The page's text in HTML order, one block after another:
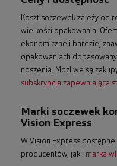
Koszt soczewek zależy od
wielkości opakowania.
ekonomiczne i bardziej
opakowaniach
noszenia. Możliwe są
subskrypcja zapewniająca
Marki soczewek
Vision Express
W Vision Express
producentów, jak i marka